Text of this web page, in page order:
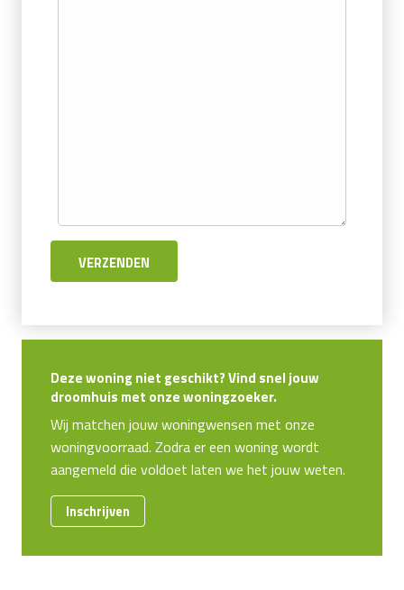
Deze woning niet geschikt? Vind snel jouw
droomhuis met onze woningzoeker.
Wij matchen jouw woningwensen met onze
woningvoorraad. Zodra er een woning wordt
aangemeld die voldoet laten we het jouw weten.
Inschrijven